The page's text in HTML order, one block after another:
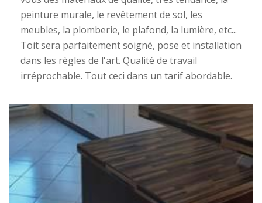
peinture murale, le revêtement de sol, les
meubles, la plomberie, le plafond, la lumière, etc...
Toit sera parfaitement soigné, pose et installation
dans les règles de l'art. Qualité de travail
irréprochable. Tout ceci dans un tarif abordable.